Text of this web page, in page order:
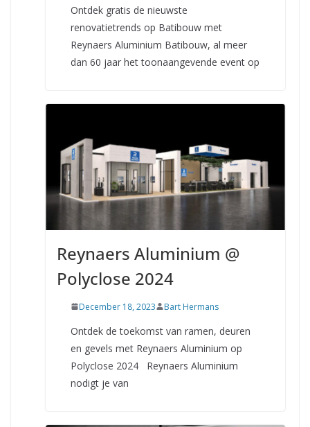
Ontdek gratis de nieuwste
renovatietrends op Batibouw met
Reynaers Aluminium Batibouw, al meer
dan 60 jaar het toonaangevende event op
Reynaers Aluminium @
Polyclose 2024
December 18, 2023 Bart Hermans
Ontdek de toekomst van ramen, deuren
en gevels met Reynaers Aluminium op
Polyclose 2024 Reynaers Aluminium
nodigt je van